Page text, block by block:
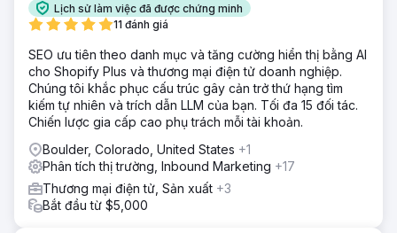
Lịch sử làm việc đã được chứng minh
11 đánh giá
SEO ưu tiên theo danh mục và tăng cường hiển thị bằng AI
cho Shopify Plus và thương mại điện tử doanh nghiệp.
Chúng tôi khắc phục cấu trúc gây cản trở thứ hạng tìm
kiếm tự nhiên và trích dẫn LLM của bạn. Tối đa 15 đối tác.
Chiến lược gia cấp cao phụ trách mỗi tài khoản.
Boulder, Colorado, United States +1
Phân tích thị trường, Inbound Marketing +17
Thương mại điện tử, Sản xuất +3
Bắt đầu từ $5,000